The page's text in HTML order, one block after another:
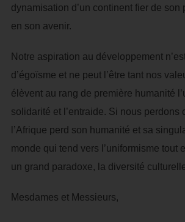
dynamisation d’un continent fier de son
en son avenir.
Notre aspiration au développement
d’égoïsme et ne peut l’être tant nos
élèvent au rang de première humanité
solidarité et l’entraide. Si nous perdons
l’Afrique perd son humanité et sa
monde qui tend vers l’uniformisme tout
un grand paradoxe, la diversité
Mesdames et Messieurs,